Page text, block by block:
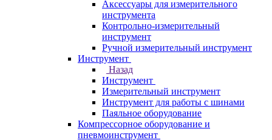
Аксессуары для измерительного
инструмента
Контрольно-измерительный
инструмент
Ручной измерительный инструмент
Инструмент
Назад
Инструмент
Измерительный инструмент
Инструмент для работы с шинами
Паяльное оборудование
Компрессорное оборудование и
пневмоинструмент